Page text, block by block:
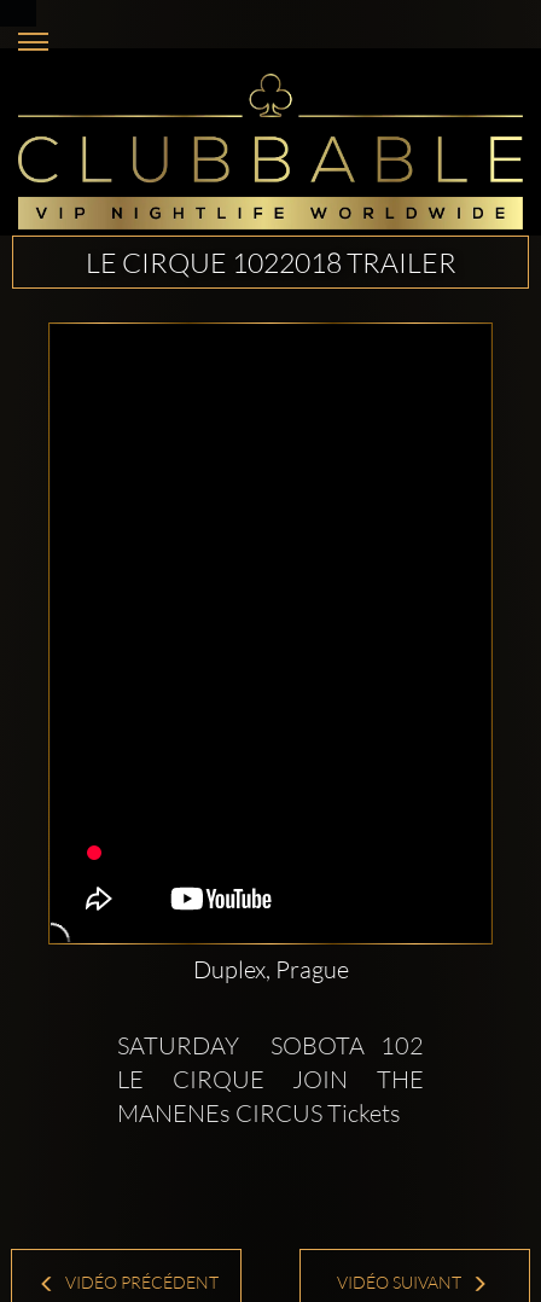
sociaux
Clubbable:
LE CIRQUE 1022018 TRAILER
Duplex, Prague
SATURDAY  SOBOTA 102
LE CIRQUE JOIN THE
MANENEs CIRCUS Tickets
VIDÉO PRÉCÉDENT VIDÉO SUIVANT